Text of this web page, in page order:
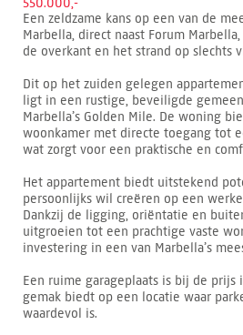
550.000,-
Een zeldzame kans op een van de
Marbella, direct naast Forum
de overkant en het strand op slechts
Dit op het zuiden gelegen
ligt in een rustige, beveiligde
Marbella’s Golden Mile. De woning
woonkamer met directe toegang tot
wat zorgt voor een praktische en
Het appartement biedt uitstekend
persoonlijks wil creëren op een
Dankzij de ligging, oriëntatie en
uitgroeien tot een prachtige vaste
investering in een van Marbella’s
Een ruime garageplaats is bij de prijs
gemak biedt op een locatie waar
waardevol is.